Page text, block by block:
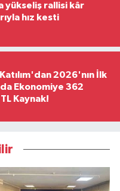
yükseliş rallisi kâr
hız kesti
2026'nın İlk
Ekonomiye 362
Kaynak!